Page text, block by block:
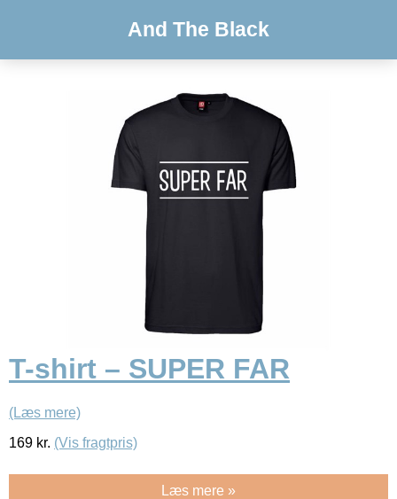
And The Black
T-shirt – SUPER FAR
(Læs mere)
169 kr. (Vis fragtpris)
Læs mere »